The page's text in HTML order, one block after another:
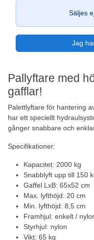
Pallyftare med
gafflar!
Palettlyftare för hantering
har ett speciellt
gånger snabbare och
Specifikationer:
Kapacitet: 2000 kg
Snabblyft upp till 150
Gaffel LxB: 65x52 cm
Max. lyfthöjd: 20 cm
Min. lyfthöjd: 8,5 cm
Framhjul: enkelt /
Styrhjul: nylon
Vikt: 65 kg
Säljes
Jag